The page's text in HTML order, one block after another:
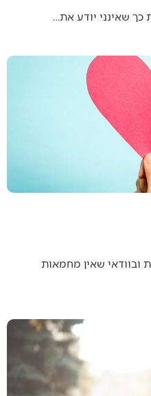
שאינני יודע את…
ובוודאי שאין מחמאות